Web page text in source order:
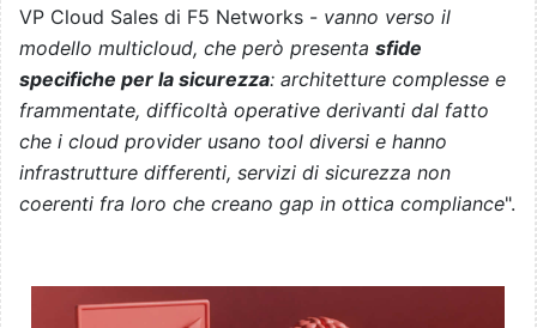
VP Cloud Sales di F5 Networks - vanno verso il
modello multicloud, che però presenta sfide
specifiche per la sicurezza: architetture complesse e
frammentate, difficoltà operative derivanti dal fatto
che i cloud provider usano tool diversi e hanno
infrastrutture differenti, servizi di sicurezza non
coerenti fra loro che creano gap in ottica compliance".